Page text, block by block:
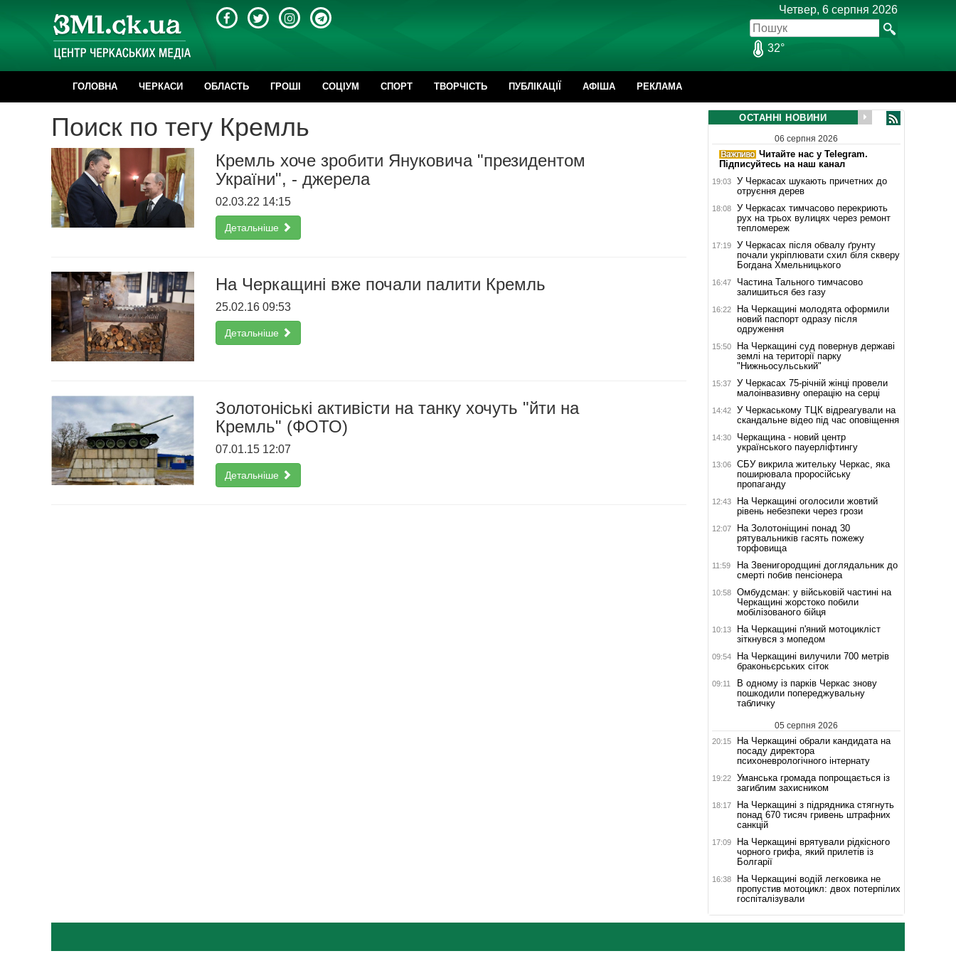
Четвер, 6 серпня 2026
32°
ГОЛОВНА ЧЕРКАСИ ОБЛАСТЬ ГРОШІ CОЦІУМ СПОРТ ТВОРЧІСТЬ ПУБЛІКАЦІЇ АФІША РЕКЛАМА
Поиск по тегу Кремль
Кремль хоче зробити Януковича "президентом
України", - джерела
02.03.22 14:15
Детальніше
На Черкащині вже почали палити Кремль
25.02.16 09:53
Детальніше
Золотоніські активісти на танку хочуть "йти на
Кремль" (ФОТО)
07.01.15 12:07
Детальніше
ОСТАННІ НОВИНИ
06 серпня 2026
Читайте нас у Telegram.
Підписуйтесь на наш канал
19:03
У Черкасах шукають причетних до
отруєння дерев
18:08
У Черкасах тимчасово перекриють
рух на трьох вулицях через ремонт
тепломереж
17:19
У Черкасах після обвалу ґрунту
почали укріплювати схил біля скверу
Богдана Хмельницького
16:47
Частина Тального тимчасово
залишиться без газу
16:22
На Черкащині молодята оформили
новий паспорт одразу після
одруження
15:50
На Черкащині суд повернув державі
землі на території парку
"Нижньосульський"
15:37
У Черкасах 75-річній жінці провели
малоінвазивну операцію на серці
14:42
У Черкаському ТЦК відреагували на
скандальне відео під час оповіщення
14:30
Черкащина - новий центр
українського пауерліфтингу
13:06
СБУ викрила жительку Черкас, яка
поширювала проросійську
пропаганду
12:43
На Черкащині оголосили жовтий
рівень небезпеки через грози
12:07
На Золотоніщині понад 30
рятувальників гасять пожежу
торфовища
11:59
На Звенигородщині доглядальник до
смерті побив пенсіонера
10:58
Омбудсман: у військовій частині на
Черкащині жорстоко побили
мобілізованого бійця
10:13
На Черкащині п'яний мотоцикліст
зіткнувся з мопедом
09:54
На Черкащині вилучили 700 метрів
браконьєрських сіток
09:11
В одному із парків Черкас знову
пошкодили попереджувальну
табличку
05 серпня 2026
20:15
На Черкащині обрали кандидата на
посаду директора
психоневрологічного інтернату
19:22
Уманська громада попрощається із
загиблим захисником
18:17
На Черкащині з підрядника стягнуть
понад 670 тисяч гривень штрафних
санкцій
17:09
На Черкащині врятували рідкісного
чорного грифа, який прилетів із
Болгарії
16:38
На Черкащині водій легковика не
пропустив мотоцикл: двох потерпілих
госпіталізували